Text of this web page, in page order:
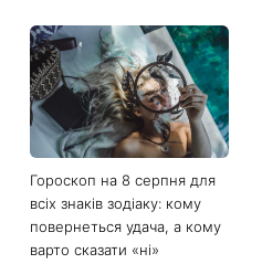
Гороскоп на 8 серпня для
всіх знаків зодіаку: кому
повернеться удача, а кому
варто сказати «ні»